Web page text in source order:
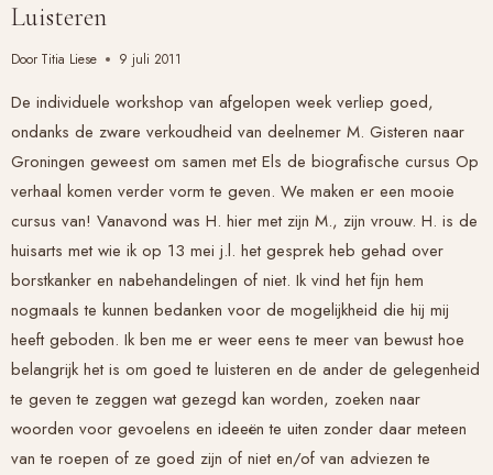
Luisteren
Door Titia Liese 9 juli 2011
De individuele workshop van afgelopen week verliep goed,
ondanks de zware verkoudheid van deelnemer M. Gisteren naar
Groningen geweest om samen met Els de biografische cursus Op
verhaal komen verder vorm te geven. We maken er een mooie
cursus van! Vanavond was H. hier met zijn M., zijn vrouw. H. is de
huisarts met wie ik op 13 mei j.l. het gesprek heb gehad over
borstkanker en nabehandelingen of niet. Ik vind het fijn hem
nogmaals te kunnen bedanken voor de mogelijkheid die hij mij
heeft geboden. Ik ben me er weer eens te meer van bewust hoe
belangrijk het is om goed te luisteren en de ander de gelegenheid
te geven te zeggen wat gezegd kan worden, zoeken naar
woorden voor gevoelens en ideeën te uiten zonder daar meteen
van te roepen of ze goed zijn of niet en/of van adviezen te